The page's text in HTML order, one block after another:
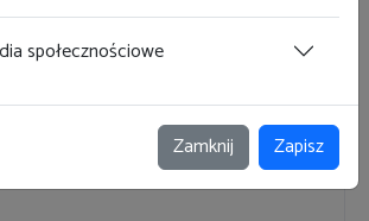
na placu budowy
społecznościowe
Zamknij Zapisz